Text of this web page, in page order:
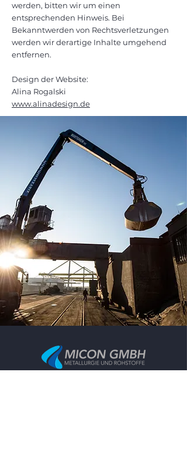
werden, bitten wir um einen
entsprechenden Hinweis. Bei
Bekanntwerden von Rechtsverletzungen
werden wir derartige Inhalte umgehend
entfernen.
Design der Website:
Alina Rogalski
www.alinadesign.de